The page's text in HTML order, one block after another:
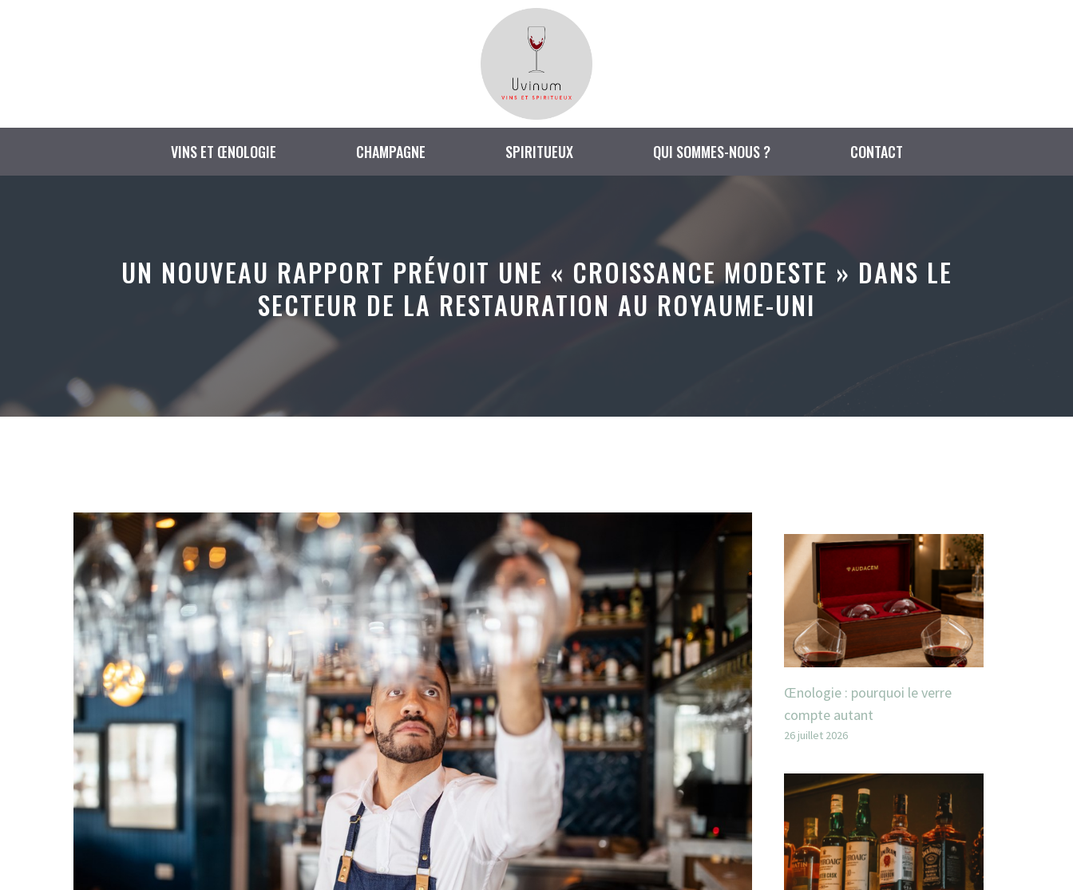
VINS ET ŒNOLOGIE CHAMPAGNE SPIRITUEUX QUI SOMMES-NOUS ? CONTACT
UN NOUVEAU RAPPORT PRÉVOIT UNE « CROISSANCE MODESTE » DANS LE
SECTEUR DE LA RESTAURATION AU ROYAUME-UNI
Œnologie : pourquoi le verre
compte autant
26 juillet 2026